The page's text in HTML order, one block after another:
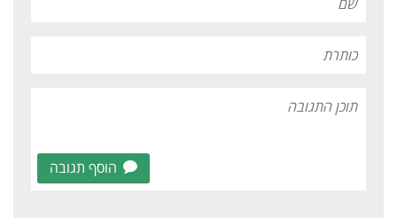
הוסף תגובה